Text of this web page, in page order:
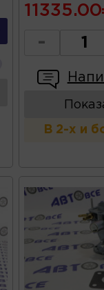
11335.00
-
В 2-х и